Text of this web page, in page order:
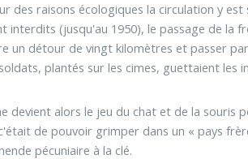
des raisons écologiques la circulation y
(jusqu'au 1950), le passage de la
un détour de vingt kilomètres et passer
plantés sur les cimes, guettaient les
devient alors le jeu du chat et de la souris
de pouvoir grimper dans un « pays
pécuniaire à la clé.